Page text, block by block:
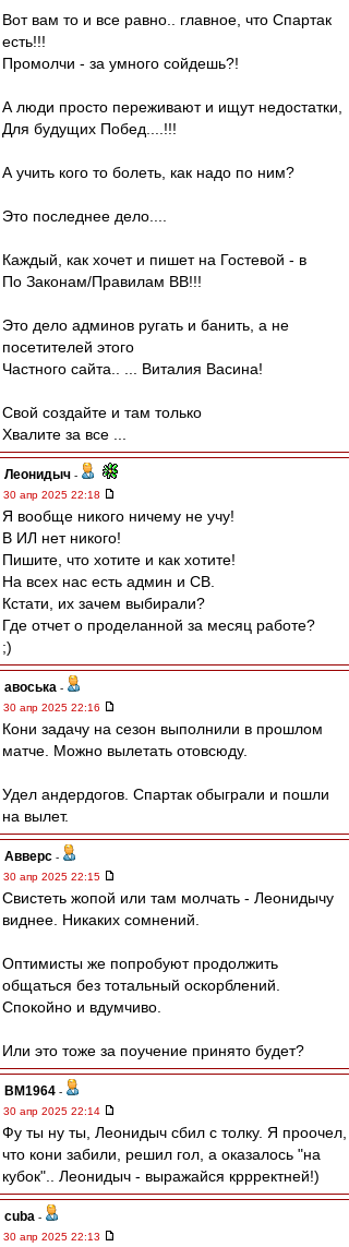
Вот вам то и все равно.. главное, что Спартак
есть!!!
Промолчи - за умного сойдешь?!
А люди просто переживают и ищут недостатки,
Для будущих Побед....!!!
А учить кого то болеть, как надо по ним?
Это последнее дело....
Каждый, как хочет и пишет на Гостевой - в
По Законам/Правилам ВВ!!!
Это дело админов ругать и банить, а не
посетителей этого
Частного сайта.. ... Виталия Васина!
Свой создайте и там только
Хвалите за все ...
Леонидыч -
30 апр 2025 22:18
Я вообще никого ничему не учу!
В ИЛ нет никого!
Пишите, что хотите и как хотите!
На всех нас есть админ и СВ.
Кстати, их зачем выбирали?
Где отчет о проделанной за месяц работе?
;)
авоська -
30 апр 2025 22:16
Кони задачу на сезон выполнили в прошлом
матче. Можно вылетать отовсюду.
Удел андердогов. Спартак обыграли и пошли
на вылет.
Авверс -
30 апр 2025 22:15
Свистеть жопой или там молчать - Леонидычу
виднее. Никаких сомнений.
Оптимисты же попробуют продолжить
общаться без тотальный оскорблений.
Спокойно и вдумчиво.
Или это тоже за поучение принято будет?
BM1964 -
30 апр 2025 22:14
Фу ты ну ты, Леонидыч сбил с толку. Я проочел,
что кони забили, решил гол, а оказалось "на
кубок".. Леонидыч - выражайся кррректней!)
cuba -
30 апр 2025 22:13